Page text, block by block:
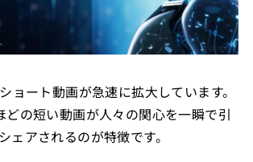
ョート動画が急速に拡大しています。
どの短い動画が人々の関心を一瞬で引
ェアされるのが特徴です。